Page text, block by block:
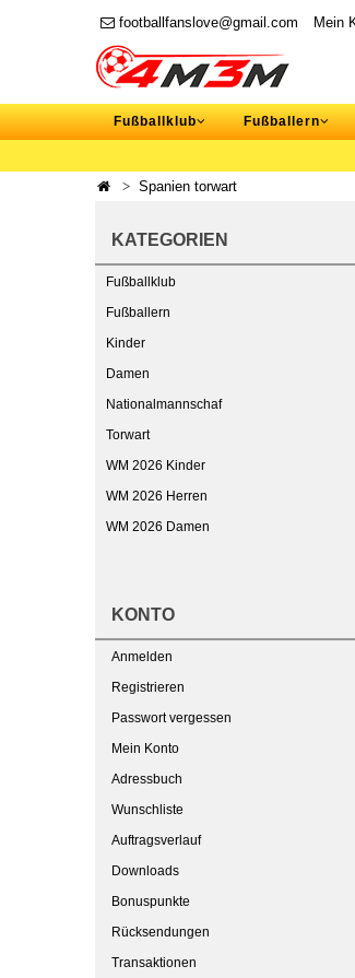
footballfanslove@gmail.com Mein
Fußballklub Fußballern
Spanien torwart
KATEGORIEN
Fußballklub
Fußballern
Kinder
Damen
Nationalmannschaf
Torwart
WM 2026 Kinder
WM 2026 Herren
WM 2026 Damen
KONTO
Anmelden
Registrieren
Passwort vergessen
Mein Konto
Adressbuch
Wunschliste
Auftragsverlauf
Downloads
Bonuspunkte
Rücksendungen
Transaktionen